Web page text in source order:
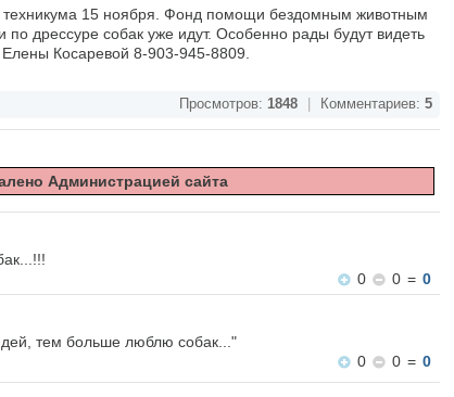
техникума 15 ноября. Фонд помощи бездомным животным
по дрессуре собак уже идут. Особенно рады будут видеть
Косаревой 8-903-945-8809.
Просмотров: 1848 Комментариев: 5
Администрацией сайта
0
0 = 0
тем больше люблю собак..."
0
0 = 0